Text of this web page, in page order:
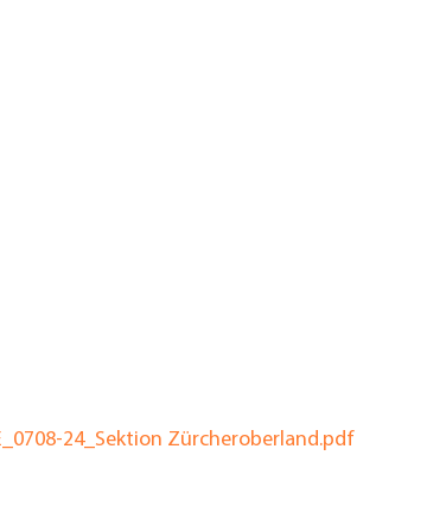
24_Sektion Zürcheroberland.pdf